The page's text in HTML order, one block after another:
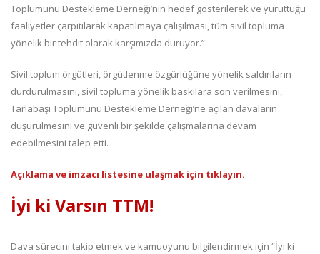
Toplumunu Destekleme Derneği’nin hedef gösterilerek ve yürüttüğü
faaliyetler çarpıtılarak kapatılmaya çalışılması, tüm sivil topluma
yönelik bir tehdit olarak karşımızda duruyor.”
Sivil toplum örgütleri, örgütlenme özgürlüğüne yönelik saldırıların
durdurulmasını, sivil topluma yönelik baskılara son verilmesini,
Tarlabaşı Toplumunu Destekleme Derneği’ne açılan davaların
düşürülmesini ve güvenli bir şekilde çalışmalarına devam
edebilmesini talep etti.
Açıklama ve imzacı listesine ulaşmak için tıklayın.
İyi ki Varsın TTM!
Dava sürecini takip etmek ve kamuoyunu bilgilendirmek için “İyi ki